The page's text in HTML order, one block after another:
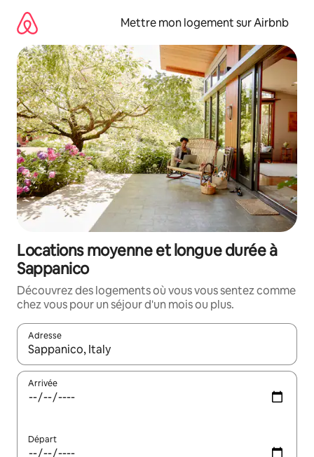
directement
contenu
Mettre mon logement sur Airbnb
Locations moyenne et longue durée à
Sappanico
Découvrez des logements où vous vous sentez comme
chez vous pour un séjour d'un mois ou plus.
Adresse
Lorsque les résultats s'affichent, utilisez les flèches vers le
Arrivée
Départ